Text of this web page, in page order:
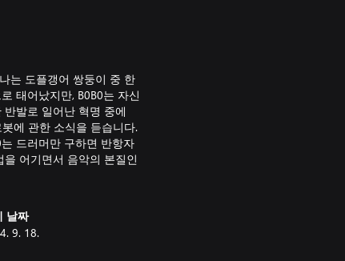
는 도플갱어 쌍둥이 중 한
태어났지만, B0B0는 자신
발로 일어난 혁명 중에
에 관한 소식을 듣습니다.
드러머만 구하면 반항자
어기면서 음악의 본질인
날짜
9. 18.